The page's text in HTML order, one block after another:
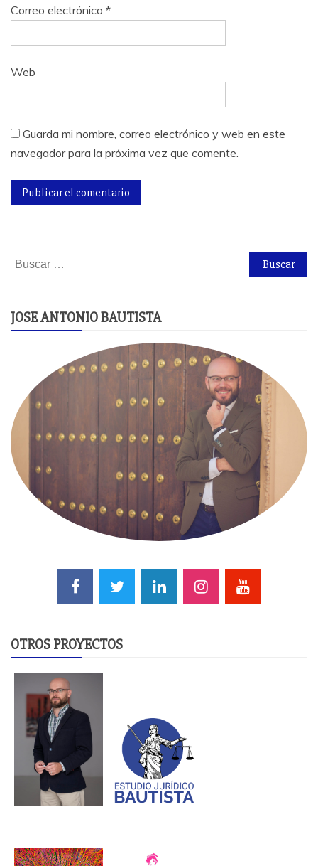
Correo electrónico *
Web
Guarda mi nombre, correo electrónico y web en este
navegador para la próxima vez que comente.
Buscar:
JOSE ANTONIO BAUTISTA
OTROS PROYECTOS